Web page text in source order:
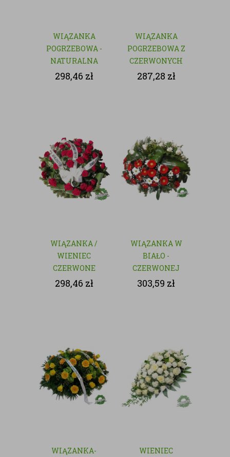
WIĄZANKA
POGRZEBOWA -
NATURALNA
298,46 zł
WIĄZANKA
POGRZEBOWA Z
CZERWONYCH
KWIATÓW
287,28 zł
WIĄZANKA /
WIENIEC
CZERWONE
RÓŻE - KWIATY
298,46 zł
WIĄZANKA W
BIAŁO -
CZERWONEJ
KOLORYSTYCE
303,59 zł
WIĄZANKA- WIENIEC